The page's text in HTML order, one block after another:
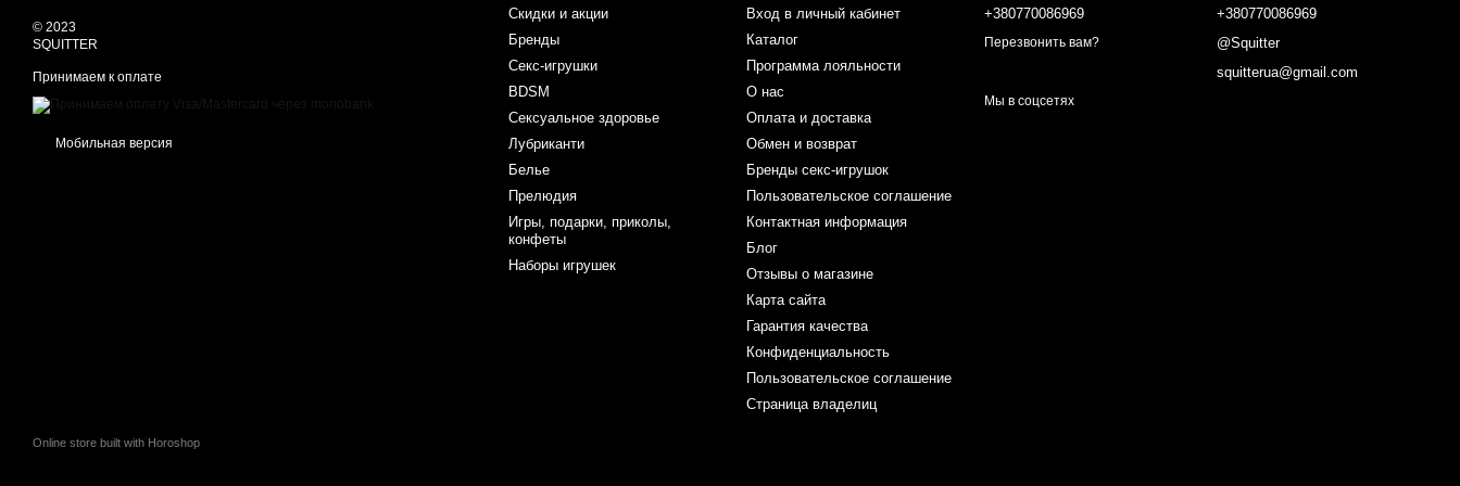
© 2023
SQUITTER
Принимаем к оплате
Мобильная версия
Online store built with Horoshop
Скидки и акции
Бренды
Секс-игрушки
BDSM
Сексуальное здоровье
Лубриканти
Белье
Прелюдия
Игры, подарки, приколы,
конфеты
Наборы игрушек
Вход в личный кабинет
Каталог
Программа лояльности
О нас
Оплата и доставка
Обмен и возврат
Бренды секс-игрушок
Пользовательское соглашение
Контактная информация
Блог
Отзывы о магазине
Карта сайта
Гарантия качества
Конфиденциальность
Пользовательское соглашение
Страница владелиц
+380770086969
Перезвонить вам?
+380770086969
@Squitter
squitterua@gmail.com
Мы в соцсетях